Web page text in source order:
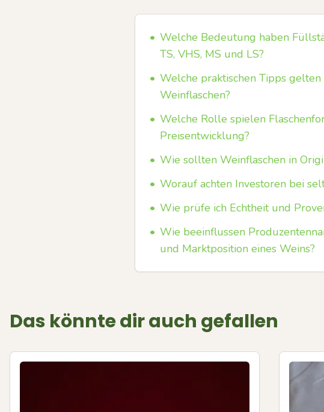
• Welche Bedeutung haben
TS, VHS, MS und LS?
• Welche praktischen Tipps
Weinflaschen?
• Welche Rolle spielen
Preisentwicklung?
• Wie sollten Weinflaschen in
• Worauf achten Investoren bei
• Wie prüfe ich Echtheit und
• Wie beeinflussen
und Marktposition eines Weins?
Das könnte dir auch gefallen